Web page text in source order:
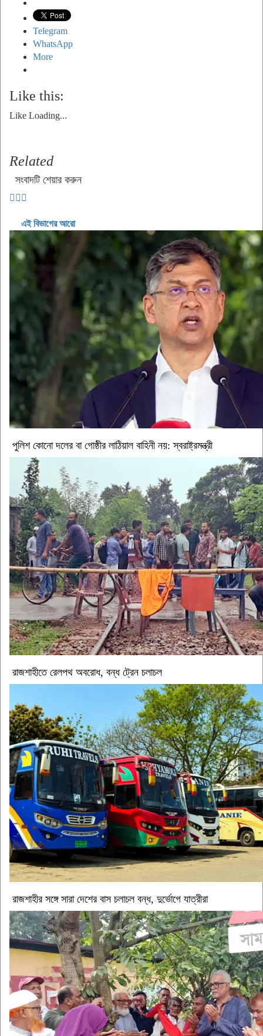
Telegram
WhatsApp
More
Like this:
Like Loading...
Related
সংবাদটি শেয়ার করুন
এই বিভাগের আরো
পুলিশ কোনো দলের বা গোষ্ঠীর লাঠিয়াল বাহিনী নয়: স্বরাষ্ট্রমন্ত্রী
রাজশাহীতে রেলপথ অবরোধ, বন্ধ ট্রেন চলাচল
রাজশাহীর সঙ্গে সারা দেশের বাস চলাচল বন্ধ, দুর্ভোগে যাত্রীরা